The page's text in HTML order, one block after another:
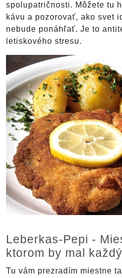
spolupatričnosti. Môžete tu
kávu a pozorovať, ako svet
nebude ponáhľať. Je to
letiskového stresu.
Leberkas-Pepi -
ktorom by mal
Tu vám prezradím miestne